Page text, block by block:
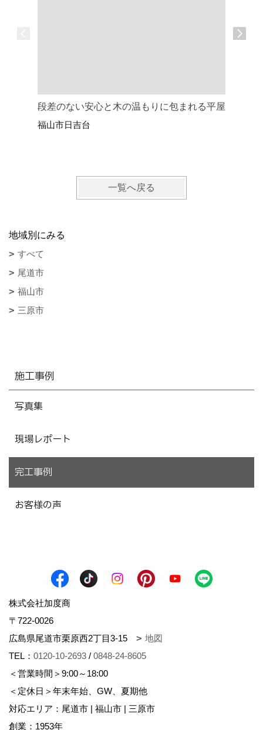
段差のない安心と木の温もりに包まれる平屋
福山市日吉台
一覧へ戻る
地域別にみる
すべて
尾道市
福山市
三原市
施工事例
写真集
現場レポート
完工事例
お客様の声
株式会社加度商
〒722-0026
広島県尾道市栗原西2丁目3-15
地図
TEL： 0120-10-2693 / 0848-24-8605
＜営業時間＞9:00～18:00
＜定休日＞年末年始、GW、夏期他
対応エリア：尾道市 | 福山市 | 三原市
創業：1953年